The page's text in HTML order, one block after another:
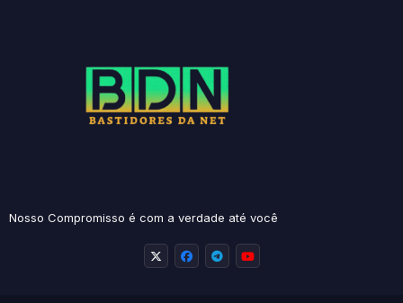
Nosso Compromisso é com a verdade até você